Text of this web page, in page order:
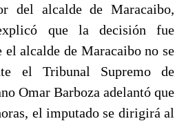
del alcalde de Maracaibo,
que la decisión fue
el alcalde de Maracaibo no se
el Tribunal Supremo de
Omar Barboza adelantó que
el imputado se dirigirá al